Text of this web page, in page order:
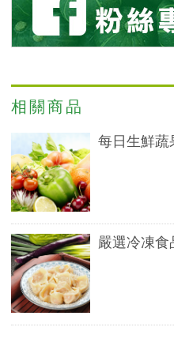
相關商品
每日生鮮蔬
嚴選冷凍食